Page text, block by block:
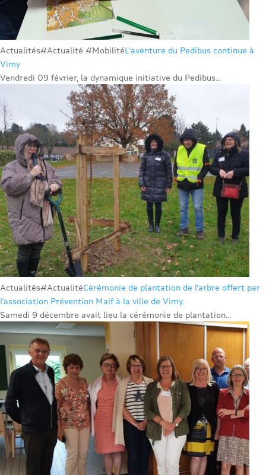
Actualités#Actualité #MobilitéL’aventure du Pedibus continue à
Vimy
Vendredi 09 février, la dynamique initiative du Pedibus...
Actualités#ActualitéCérémonie de plantation de l’arbre offert par
l’association Prévention Maif à la ville de Vimy.
Samedi 9 décembre avait lieu la cérémonie de plantation...